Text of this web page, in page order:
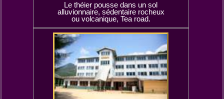
Le théier pousse dans un sol
alluvionnaire, sédentaire rocheux
ou volcanique, Tea road.